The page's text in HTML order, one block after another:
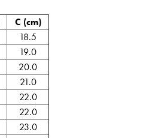
C (cm)
18.5
19.0
20.0
21.0
22.0
22.0
23.0